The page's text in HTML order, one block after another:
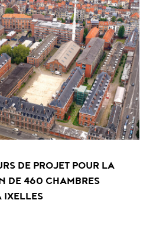
DE PROJET POUR LA
DE 460 CHAMBRES
IXELLES